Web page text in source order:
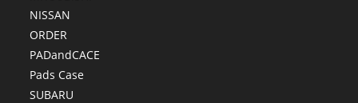
NISSAN
ORDER
PADandCACE
Pads Case
SUBARU